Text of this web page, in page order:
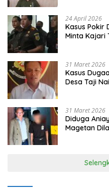
24 April 2026
Kasus Pokir
Minta Kajari
31 Maret 2026
Kasus
Desa Taji
31 Maret 2026
Diduga
Magetan